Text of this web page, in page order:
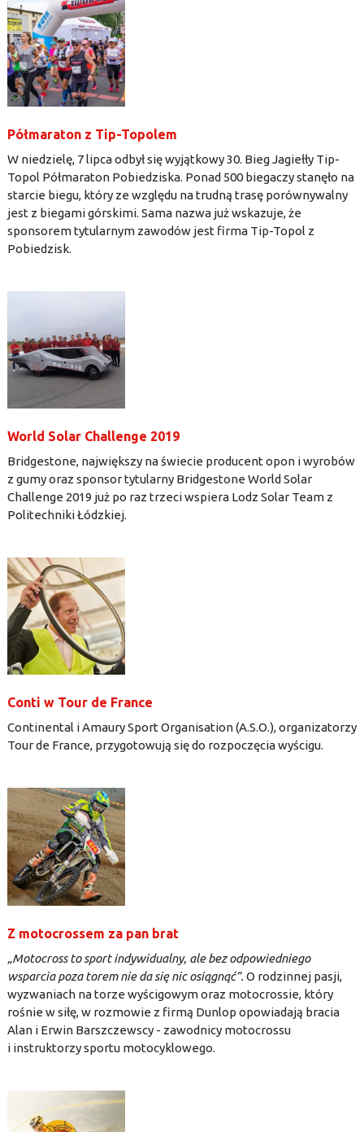
Półmaraton z Tip-Topolem
W niedzielę, 7 lipca odbył się wyjątkowy 30. Bieg Jagiełły Tip-
Topol Półmaraton Pobiedziska. Ponad 500 biegaczy stanęło na
starcie biegu, który ze względu na trudną trasę porównywalny
jest z biegami górskimi. Sama nazwa już wskazuje, że
sponsorem tytularnym zawodów jest firma Tip-Topol z
Pobiedzisk.
World Solar Challenge 2019
Bridgestone, największy na świecie producent opon i wyrobów
z gumy oraz sponsor tytularny Bridgestone World Solar
Challenge 2019 już po raz trzeci wspiera Lodz Solar Team z
Politechniki Łódzkiej.
Conti w Tour de France
Continental i Amaury Sport Organisation (A.S.O.), organizatorzy
Tour de France, przygotowują się do rozpoczęcia wyścigu.
Z motocrossem za pan brat
„Motocross to sport indywidualny, ale bez odpowiedniego
wsparcia poza torem nie da się nic osiągnąć”. O rodzinnej pasji,
wyzwaniach na torze wyścigowym oraz motocrossie, który
rośnie w siłę, w rozmowie z firmą Dunlop opowiadają bracia
Alan i Erwin Barszczewscy - zawodnicy motocrossu
i instruktorzy sportu motocyklowego.